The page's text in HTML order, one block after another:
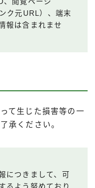
ク元URL）、端末
報は含まれませ
て生じた損害等の一
承ください。
につきまして、可